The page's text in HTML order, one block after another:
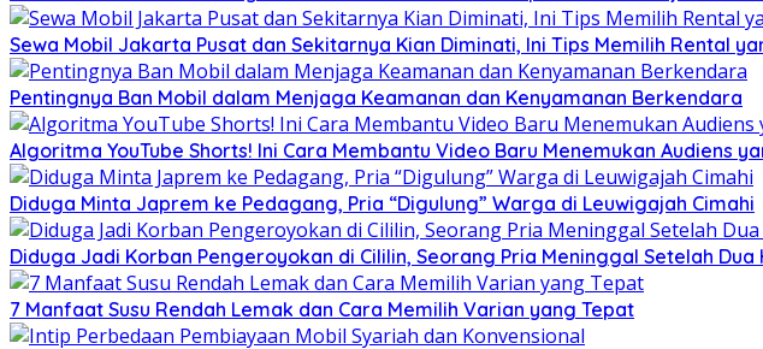
Sewa Mobil Jakarta Pusat dan Sekitarnya Kian Diminati, Ini Tips Memilih Rental
Pentingnya Ban Mobil dalam Menjaga Keamanan dan Kenyamanan Berkendara
Algoritma YouTube Shorts! Ini Cara Membantu Video Baru Menemukan Audiens
Diduga Minta Japrem ke Pedagang, Pria “Digulung” Warga di Leuwigajah Cimahi
Diduga Jadi Korban Pengeroyokan di Cililin, Seorang Pria Meninggal Setelah Dua
7 Manfaat Susu Rendah Lemak dan Cara Memilih Varian yang Tepat